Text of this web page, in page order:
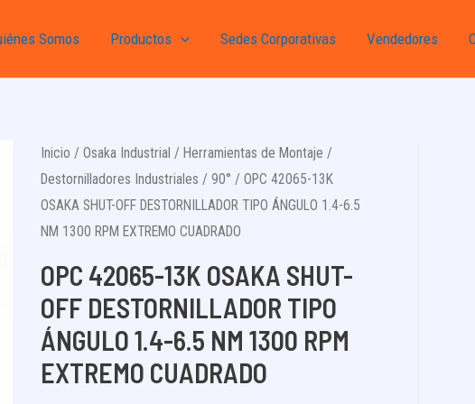
Somos Productos Sedes Corporativas Vendedores
Inicio / Osaka Industrial / Herramientas de Montaje /
Destornilladores Industriales / 90° / OPC 42065-13K
OSAKA SHUT-OFF DESTORNILLADOR TIPO ÁNGULO 1.4-6.5
NM 1300 RPM EXTREMO CUADRADO
OPC 42065-13K OSAKA SHUT-
OFF DESTORNILLADOR TIPO
ÁNGULO 1.4-6.5 NM 1300 RPM
EXTREMO CUADRADO